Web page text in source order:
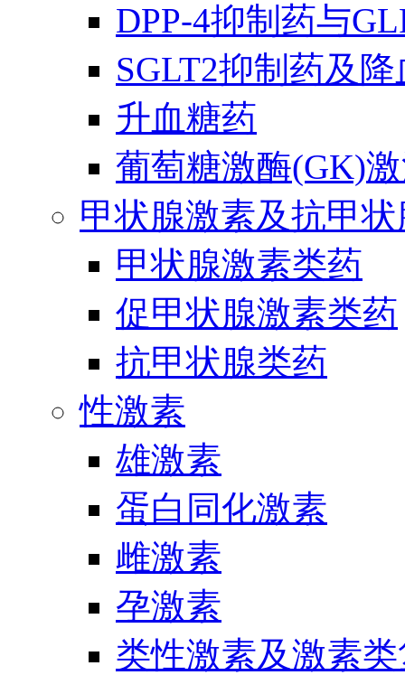
DPP-4抑制药与
SGLT2抑制药及
升血糖药
葡萄糖激酶(GK)
甲状腺激素及抗甲
甲状腺激素类药
促甲状腺激素类药
抗甲状腺类药
性激素
雄激素
蛋白同化激素
雌激素
孕激素
类性激素及激素